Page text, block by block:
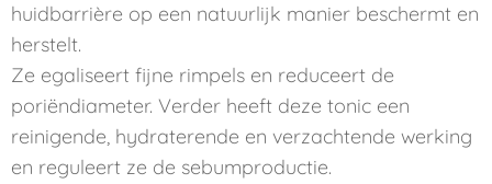
huidbarrière op een natuurlijk manier beschermt en
herstelt.
Ze egaliseert fijne rimpels en reduceert de
poriëndiameter. Verder heeft deze tonic een
reinigende, hydraterende en verzachtende werking
en reguleert ze de sebumproductie.